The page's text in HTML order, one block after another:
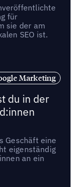
für
sie der am
SEO ist.
Marketing
du in der
Geschäft eine
eigenständig
an ein